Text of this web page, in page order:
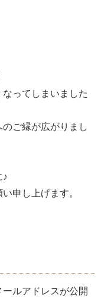
てしまいました
縁が広がりまし
し上げます。
ルアドレスが公開